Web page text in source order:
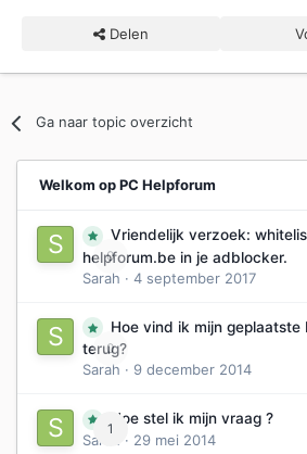
Delen
Ga naar topic overzicht
Welkom op PC Helpforum
0
Vriendelijk verzoek:
helpforum.be in je adblocker.
Sarah · 4 september 2017
0
Hoe vind ik mijn geplaatste
terug?
Sarah · 9 december 2014
1
Hoe stel ik mijn vraag ?
Sarah
· 29 mei 2014